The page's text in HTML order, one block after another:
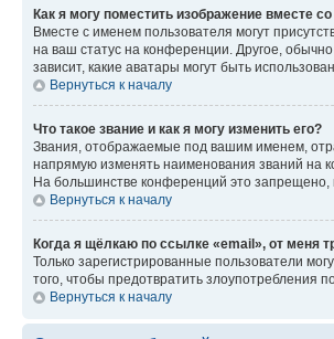
Как я могу поместить изображение вместе
Вместе с именем пользователя могут
на ваш статус на конференции. Другое,
зависит, какие аватары могут быть
Вернуться к началу
Что такое звание и как я могу изменить его?
Звания, отображаемые под вашим именем,
напрямую изменять наименования званий на
На большинстве конференций это
Вернуться к началу
Когда я щёлкаю по ссылке «email», от меня
Только зарегистрированные пользователи
того, чтобы предотвратить злоупотребления
Вернуться к началу